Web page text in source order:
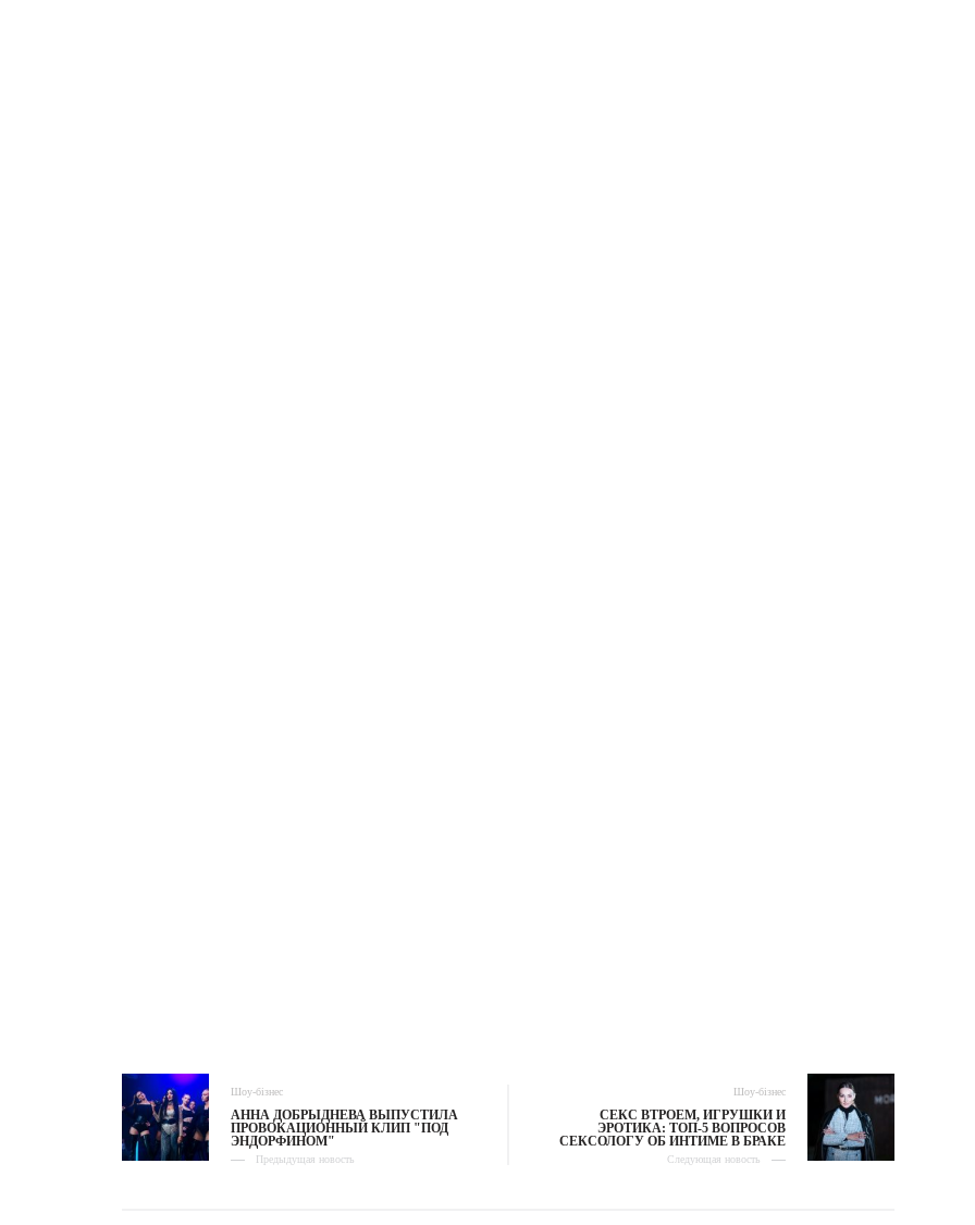
Шоу-бізнес
АННА ДОБРЫДНЕВА ВЫПУСТИЛА
ПРОВОКАЦИОННЫЙ КЛИП "ПОД
ЭНДОРФИНОМ"
Предыдущая новость
Шоу-бізнес
СЕКС ВТРОЕМ, ИГРУШКИ И
ЭРОТИКА: ТОП-5 ВОПРОСОВ
СЕКСОЛОГУ ОБ ИНТИМЕ В БРАКЕ
Следующая новость